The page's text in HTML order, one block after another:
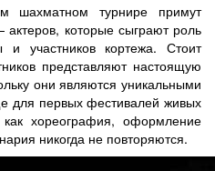
шахматном турнире примут
которые сыграют роль
участников кортежа. Стоит
представляют настоящую
они являются уникальными
для первых фестивалей живых
хореография, оформление
никогда не повторяются.